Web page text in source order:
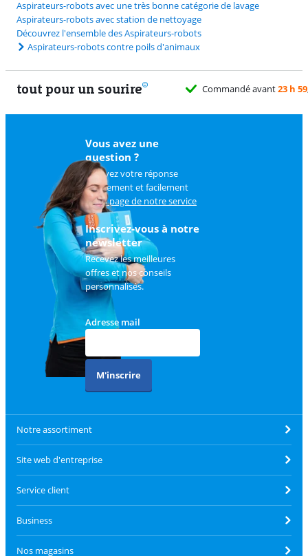
Aspirateurs-robots avec une très bonne catégorie de lavage
Aspirateurs-robots avec station de nettoyage
Découvrez l'ensemble des Aspirateurs-robots
Aspirateurs-robots contre poils d'animaux
tout pour un sourire
Commandé avant 23 h 59, livré demain
Vous avez une
question ?
Trouvez votre réponse
rapidement et facilement
surla page de notre service
client.
Inscrivez-vous à notre
newsletter
Recevez les meilleures
offres et nos conseils
personnalisés.
Adresse mail
M'inscrire
Notre assortiment
Site web d'entreprise
Service client
Business
Nos magasins